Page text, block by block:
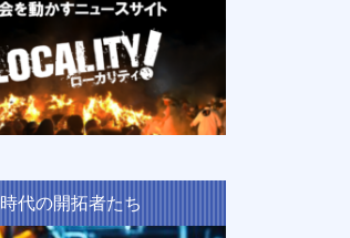
時代の開拓者たち